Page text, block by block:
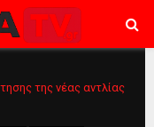
της νέας αντλίας